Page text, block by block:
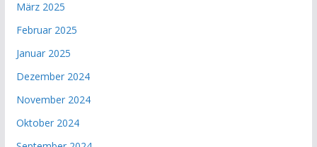
März 2025
Februar 2025
Januar 2025
Dezember 2024
November 2024
Oktober 2024